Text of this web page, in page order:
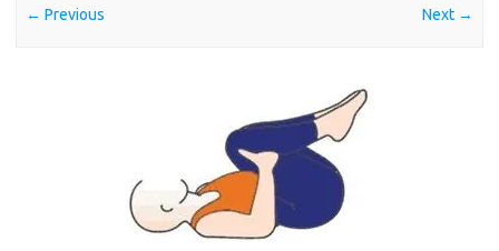
← Previous Next →